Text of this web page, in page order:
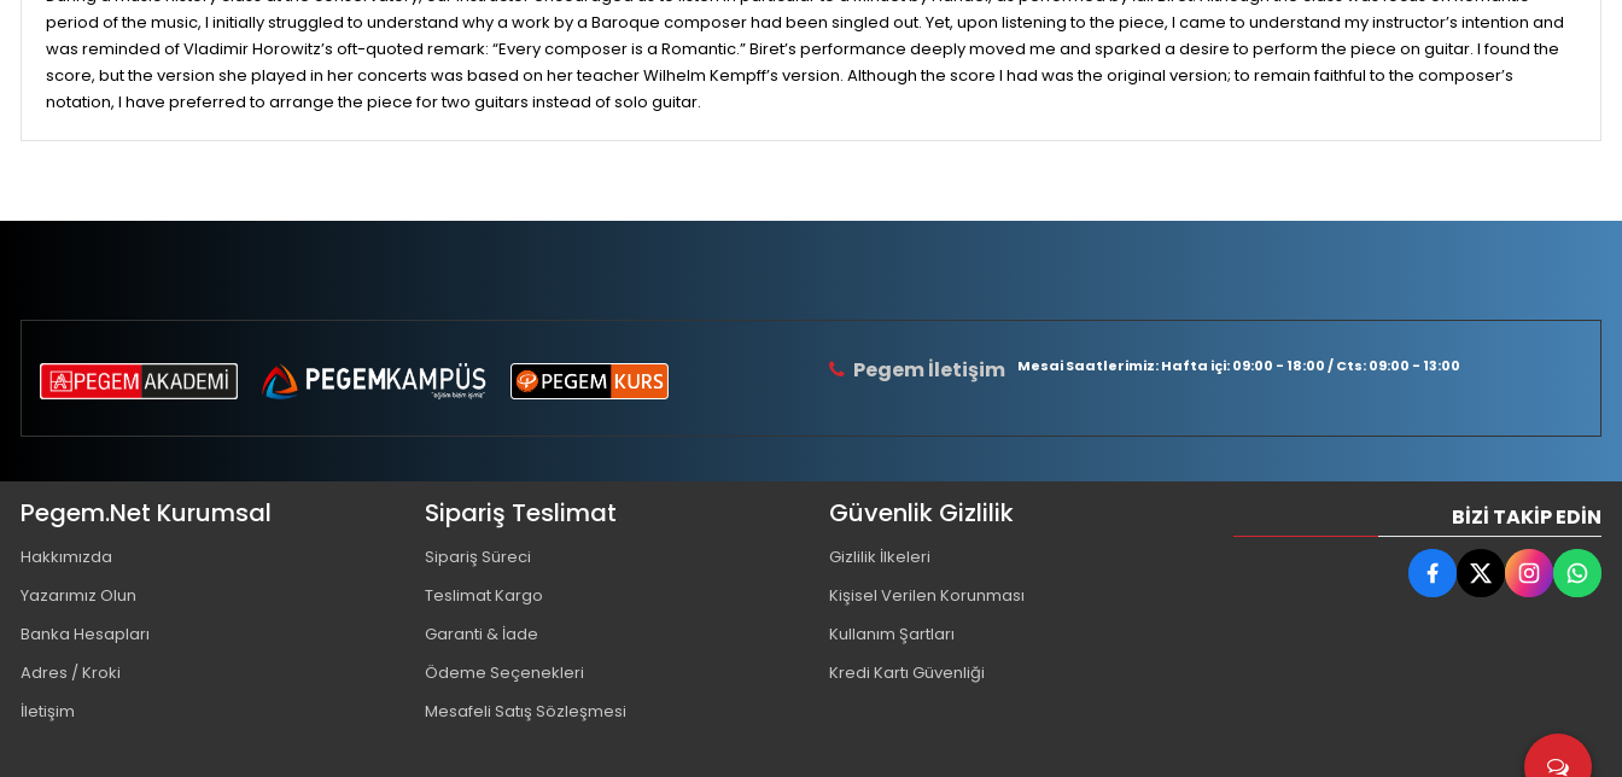
period of the music, I initially struggled to understand why a work by a Baroque composer had been singled out. Yet, upon listening to the piece, I came to understand my instructor’s intention and
was reminded of Vladimir Horowitz’s oft-quoted remark: “Every composer is a Romantic.” Biret’s performance deeply moved me and sparked a desire to perform the piece on guitar. I found the
score, but the version she played in her concerts was based on her teacher Wilhelm Kempff’s version. Although the score I had was the original version; to remain faithful to the composer’s
notation, I have preferred to arrange the piece for two guitars instead of solo guitar.
Pegem İletişim Mesai Saatlerimiz: Hafta içi: 09:00 - 18:00 / Cts: 09:00 - 13:00
Pegem.Net Kurumsal
Hakkımızda
Yazarımız Olun
Banka Hesapları
Adres / Kroki
İletişim
Sipariş Teslimat
Sipariş Süreci
Teslimat Kargo
Garanti & İade
Ödeme Seçenekleri
Mesafeli Satış Sözleşmesi
Güvenlik Gizlilik
Gizlilik İlkeleri
Kişisel Verilen Korunması
Kullanım Şartları
Kredi Kartı Güvenliği
BIZI TAKIP EDIN